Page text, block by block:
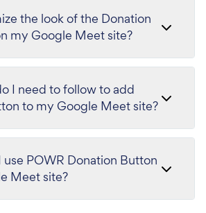
the look of the Donation
my Google Meet site?
I need to follow to add
to my Google Meet site?
POWR Donation Button
Meet site?